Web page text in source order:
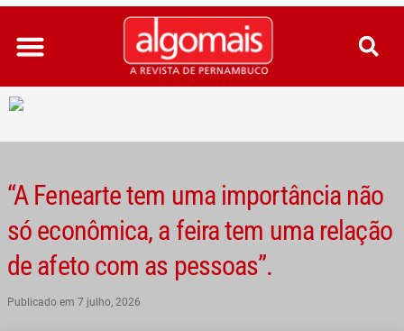
Ir
para
conteúdo
“A Fenearte tem uma importância não
só econômica, a feira tem uma relação
de afeto com as pessoas”.
Publicado em 7 julho, 2026